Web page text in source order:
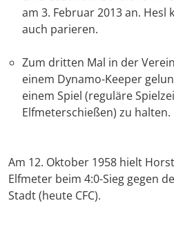
am 3. Februar 2013 an.
auch parieren.
Zum dritten Mal in der
einem Dynamo-Keeper
einem Spiel (reguläre
Elfmeterschießen) zu halten.
Am 12. Oktober 1958 hielt
Elfmeter beim 4:0-Sieg gegen
Stadt (heute CFC).